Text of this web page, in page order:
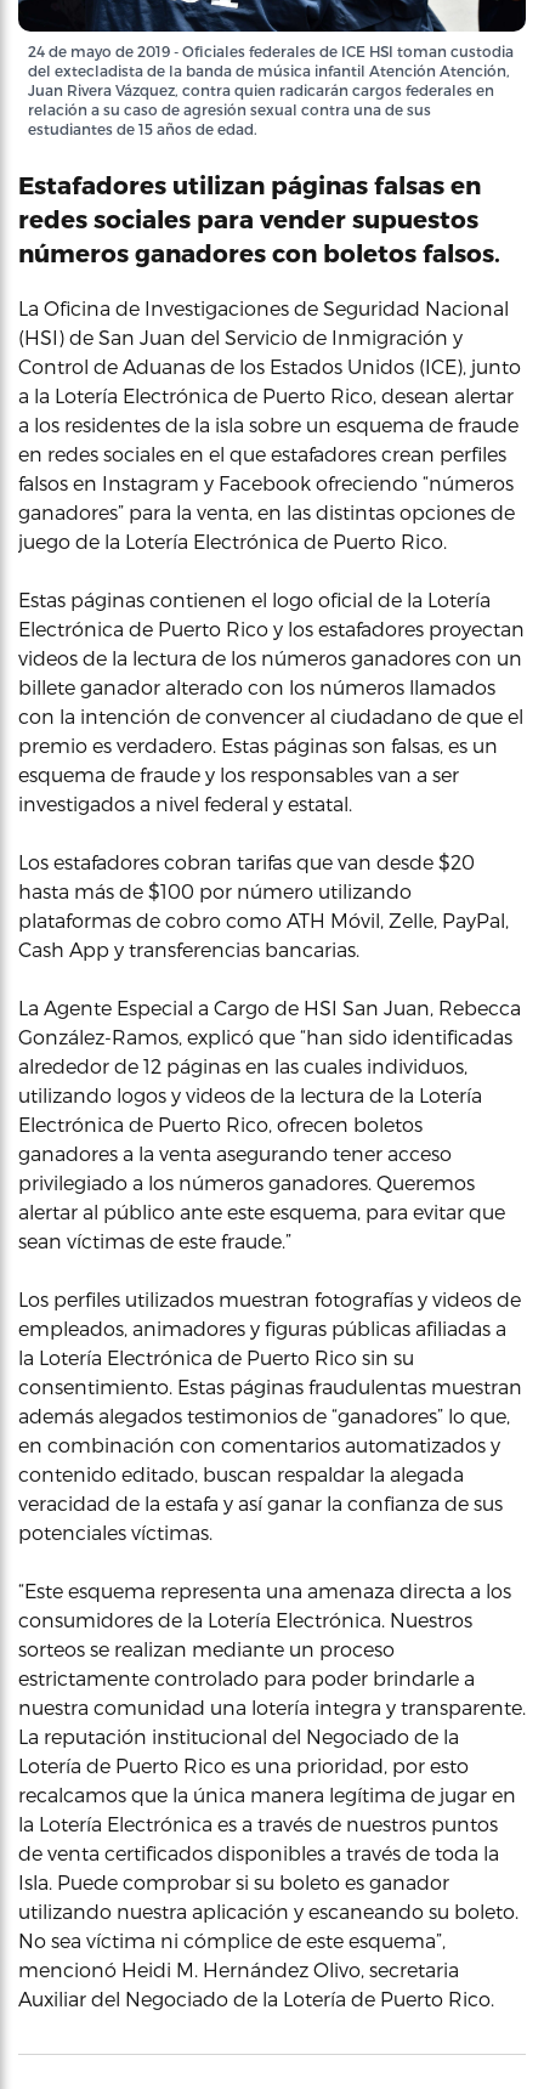
24 de mayo de 2019 - Oficiales federales de ICE HSI toman custodia
del extecladista de la banda de música infantil Atención Atención,
Juan Rivera Vázquez, contra quien radicarán cargos federales en
relación a su caso de agresión sexual contra una de sus
estudiantes de 15 años de edad.
Estafadores utilizan páginas falsas en
redes sociales para vender supuestos
números ganadores con boletos falsos.
La Oficina de Investigaciones de Seguridad Nacional
(HSI) de San Juan del Servicio de Inmigración y
Control de Aduanas de los Estados Unidos (ICE), junto
a la Lotería Electrónica de Puerto Rico, desean alertar
a los residentes de la isla sobre un esquema de fraude
en redes sociales en el que estafadores crean perfiles
falsos en Instagram y Facebook ofreciendo “números
ganadores” para la venta, en las distintas opciones de
juego de la Lotería Electrónica de Puerto Rico.
Estas páginas contienen el logo oficial de la Lotería
Electrónica de Puerto Rico y los estafadores proyectan
videos de la lectura de los números ganadores con un
billete ganador alterado con los números llamados
con la intención de convencer al ciudadano de que el
premio es verdadero. Estas páginas son falsas, es un
esquema de fraude y los responsables van a ser
investigados a nivel federal y estatal.
Los estafadores cobran tarifas que van desde $20
hasta más de $100 por número utilizando
plataformas de cobro como ATH Móvil, Zelle, PayPal,
Cash App y transferencias bancarias.
La Agente Especial a Cargo de HSI San Juan, Rebecca
González-Ramos, explicó que “han sido identificadas
alrededor de 12 páginas en las cuales individuos,
utilizando logos y videos de la lectura de la Lotería
Electrónica de Puerto Rico, ofrecen boletos
ganadores a la venta asegurando tener acceso
privilegiado a los números ganadores. Queremos
alertar al público ante este esquema, para evitar que
sean víctimas de este fraude.”
Los perfiles utilizados muestran fotografías y videos de
empleados, animadores y figuras públicas afiliadas a
la Lotería Electrónica de Puerto Rico sin su
consentimiento. Estas páginas fraudulentas muestran
además alegados testimonios de “ganadores” lo que,
en combinación con comentarios automatizados y
contenido editado, buscan respaldar la alegada
veracidad de la estafa y así ganar la confianza de sus
potenciales víctimas.
“Este esquema representa una amenaza directa a los
consumidores de la Lotería Electrónica. Nuestros
sorteos se realizan mediante un proceso
estrictamente controlado para poder brindarle a
nuestra comunidad una lotería integra y transparente.
La reputación institucional del Negociado de la
Lotería de Puerto Rico es una prioridad, por esto
recalcamos que la única manera legítima de jugar en
la Lotería Electrónica es a través de nuestros puntos
de venta certificados disponibles a través de toda la
Isla. Puede comprobar si su boleto es ganador
utilizando nuestra aplicación y escaneando su boleto.
No sea víctima ni cómplice de este esquema”,
mencionó Heidi M. Hernández Olivo, secretaria
Auxiliar del Negociado de la Lotería de Puerto Rico.